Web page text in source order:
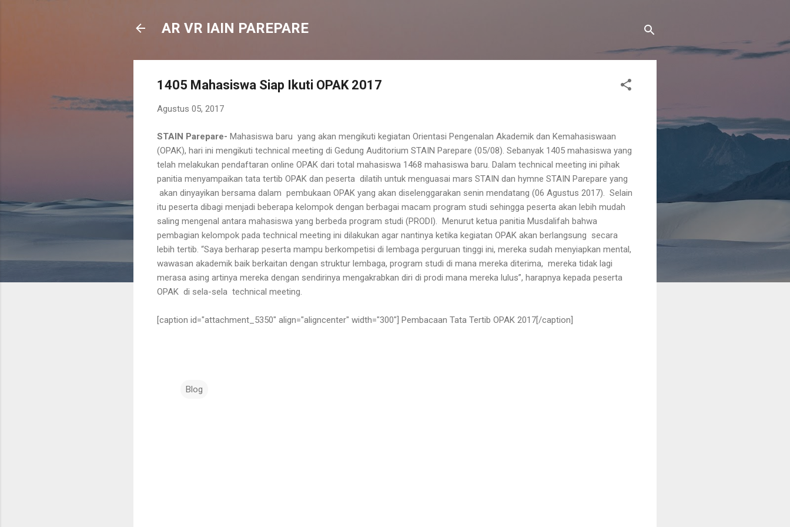
AR VR IAIN PAREPARE
1405 Mahasiswa Siap Ikuti OPAK 2017
Agustus 05, 2017
STAIN Parepare- Mahasiswa baru yang akan mengikuti kegiatan Orientasi Pengenalan Akademik dan Kemahasiswaan
(OPAK), hari ini mengikuti technical meeting di Gedung Auditorium STAIN Parepare (05/08). Sebanyak 1405 mahasiswa yang
telah melakukan pendaftaran online OPAK dari total mahasiswa 1468 mahasiswa baru. Dalam technical meeting ini pihak
panitia menyampaikan tata tertib OPAK dan peserta dilatih untuk menguasai mars STAIN dan hymne STAIN Parepare yang
akan dinyayikan bersama dalam pembukaan OPAK yang akan diselenggarakan senin mendatang (06 Agustus 2017). Selain
itu peserta dibagi menjadi beberapa kelompok dengan berbagai macam program studi sehingga peserta akan lebih mudah
saling mengenal antara mahasiswa yang berbeda program studi (PRODI). Menurut ketua panitia Musdalifah bahwa
pembagian kelompok pada technical meeting ini dilakukan agar nantinya ketika kegiatan OPAK akan berlangsung secara
lebih tertib. “Saya berharap peserta mampu berkompetisi di lembaga perguruan tinggi ini, mereka sudah menyiapkan mental,
wawasan akademik baik berkaitan dengan struktur lembaga, program studi di mana mereka diterima, mereka tidak lagi
merasa asing artinya mereka dengan sendirinya mengakrabkan diri di prodi mana mereka lulus”, harapnya kepada peserta
OPAK di sela-sela technical meeting.
[caption id="attachment_5350" align="aligncenter" width="300"] Pembacaan Tata Tertib OPAK 2017[/caption]
Blog